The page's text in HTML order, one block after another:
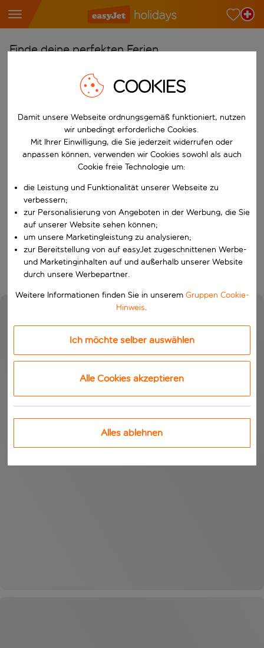
Finde deine perfekten Ferien
Beginne mit der Eingabe für die automatische
Wähle deine Flughäfen
Beginne mit der Eingabe für die automatische
Reiseziele finden
Nach
W&auml;hle ein Ab- und R&uuml;ckflugdatum aus.
Wähle deine Reisedaten
Wann
Wer
Suchen
COOKIES
Damit unsere Webseite ordnungsgemäß funktioniert, nutzen
wir unbedingt erforderliche Cookies.
Mit Ihrer Einwilligung, die Sie jederzeit widerrufen oder
anpassen können, verwenden wir Cookies sowohl als auch
Cookie freie Technologie um:
die Leistung und Funktionalität unserer Webseite zu
verbessern;
zur Personalisierung von Angeboten in der Werbung, die Sie
auf unserer Website sehen können;
um unsere Marketingleistung zu analysieren;
zur Bereitstellung von auf easyJet zugeschnittenen Werbe-
und Marketinginhalten auf und außerhalb unserer Website
durch unsere Werbepartner.
Weitere Informationen finden Sie in unserem Gruppen Cookie-
Hinweis.
Ich möchte selber auswählen
Alle Cookies akzeptieren
Alles ablehnen